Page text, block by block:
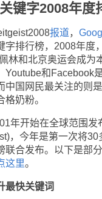
键字2008年度
报道，
字排行榜，2008年度
林和北京奥运会成为
Youtube和Facebook
中国网民最关注的则
奶粉。
开始在全球范围发
，今年是第一次将30
联合发布。以下是部
这里。
最快关键词